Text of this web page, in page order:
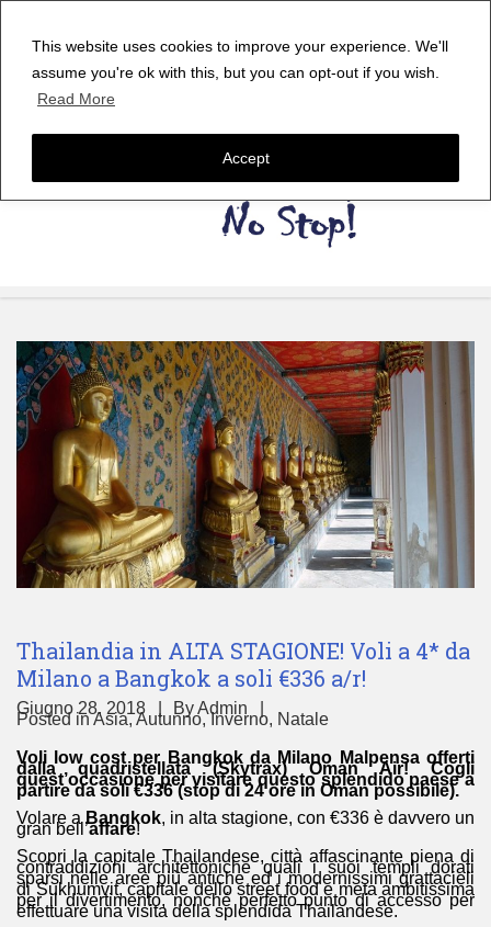
This website uses cookies to improve your experience. We'll
assume you're ok with this, but you can opt-out if you wish.
Read More
Accept
Thailandia in ALTA STAGIONE! Voli a 4* da
Milano a Bangkok a soli €336 a/r!
Giugno 28, 2018 ByAdmin
Posted inAsia,Autunno,Inverno, Natale
Voli low cost per Bangkok da Milano Malpensa offerti
dalla quadristellata (Skytrax) Oman Air! Cogli
quest’occasione per visitare questo splendido paese a
partire da soli €336 (stop di 24 ore in Oman possibile).
Volare aBangkok, in alta stagione, con €336 è davvero un
gran bell’affare!
Scopri la capitale Thailandese, città affascinante piena di
contraddizioni architettoniche quali i suoi templi dorati
sparsi nelle aree più antiche ed i modernissimi grattacieli
di Sukhumvit, capitale dello street food e meta ambitissima
per il divertimento, nonché perfetto punto di accesso per
effettuare una visita della splendida Thailandese.